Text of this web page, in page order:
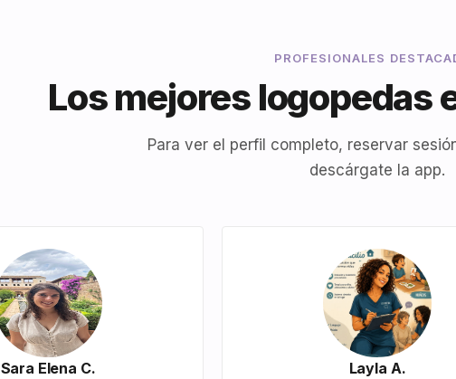
PROFESIONALES
Los mejores logopedas
Para ver el perfil completo, reservar
descárgate la app.
Sara Elena C. Layla A.